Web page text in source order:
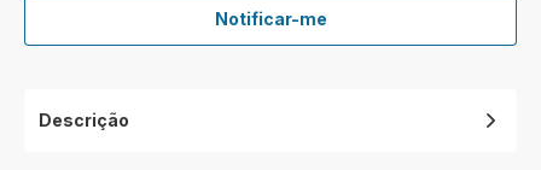
Notificar-meCarregador/transformador
26
Descrição